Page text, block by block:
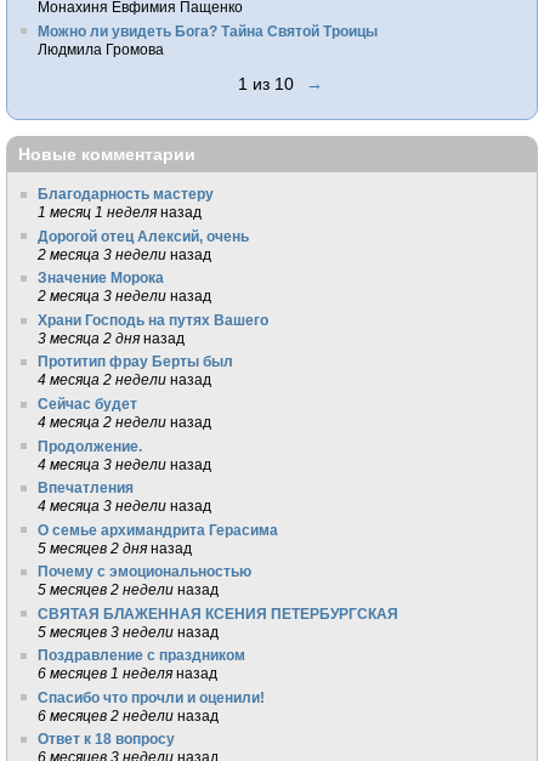
Монахиня Евфимия Пащенко
Можно ли увидеть Бога? Тайна Святой Троицы
Людмила Громова
1 из 10 →
Новые комментарии
Благодарность мастеру
1 месяц 1 неделя назад
Дорогой отец Алексий, очень
2 месяца 3 недели назад
Значение Морока
2 месяца 3 недели назад
Храни Господь на путях Вашего
3 месяца 2 дня назад
Протитип фрау Берты был
4 месяца 2 недели назад
Сейчас будет
4 месяца 2 недели назад
Продолжение.
4 месяца 3 недели назад
Впечатления
4 месяца 3 недели назад
О семье архимандрита Герасима
5 месяцев 2 дня назад
Почему с эмоциональностью
5 месяцев 2 недели назад
СВЯТАЯ БЛАЖЕННАЯ КСЕНИЯ ПЕТЕРБУРГСКАЯ
5 месяцев 3 недели назад
Поздравление с праздником
6 месяцев 1 неделя назад
Спасибо что прочли и оценили!
6 месяцев 2 недели назад
Ответ к 18 вопросу
6 месяцев 3 недели назад